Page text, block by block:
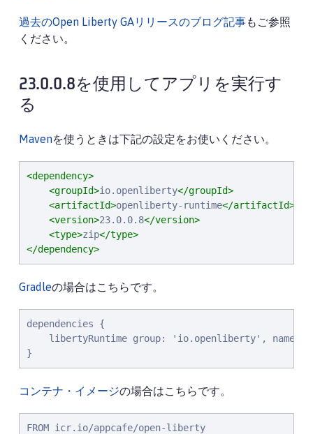
過去のOpen Liberty GAリリースのブログ記事もご参照
ください。
23.0.0.8を使用してアプリを実行す
る
Mavenを使うときは下記の設定をお使いください。
<dependency>
<groupId>io.openliberty</groupId>
<artifactId>openliberty-runtime</artifactId>
<version>23.0.0.8</version>
<type>zip</type>
</dependency>
Gradleの場合はこちらです。
dependencies {
libertyRuntime group: 'io.openliberty', name:
}
コンテナ・イメージの場合はこちらです。
FROM icr.io/appcafe/open-liberty